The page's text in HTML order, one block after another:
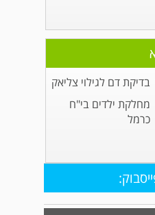
בדיקת דם לגילוי צליאק
מחלקת ילדים בי"ח
כרמל